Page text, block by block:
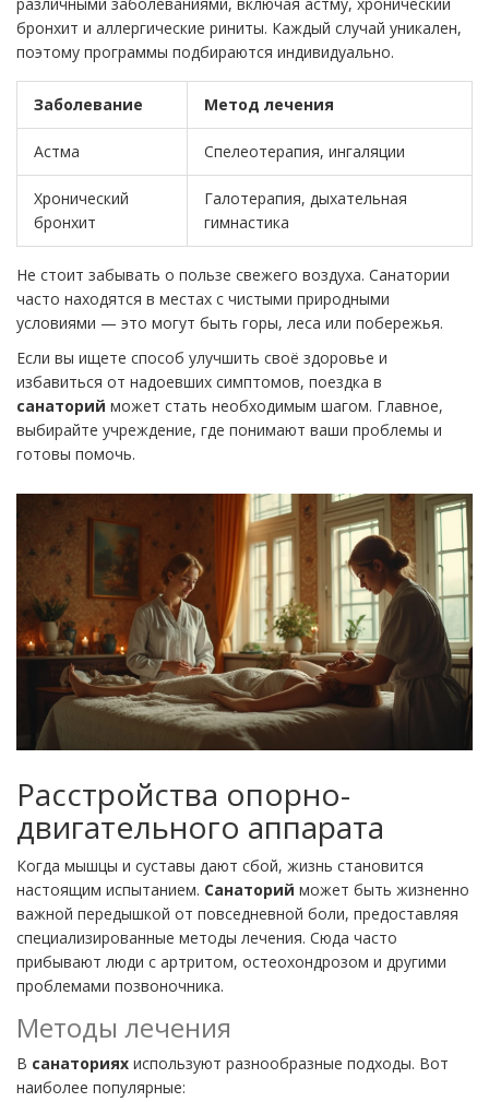
бронхит и аллергические риниты. Каждый случай уникален,
поэтому программы подбираются индивидуально.
Заболевание Метод лечения
Астма Спелеотерапия, ингаляции
Хронический
бронхит
Галотерапия, дыхательная
гимнастика
Не стоит забывать о пользе свежего воздуха. Санатории
часто находятся в местах с чистыми природными
условиями — это могут быть горы, леса или побережья.
Если вы ищете способ улучшить своё здоровье и
избавиться от надоевших симптомов, поездка в
санаторий может стать необходимым шагом. Главное,
выбирайте учреждение, где понимают ваши проблемы и
готовы помочь.
Расстройства опорно-
двигательного аппарата
Когда мышцы и суставы дают сбой, жизнь становится
настоящим испытанием. Санаторий может быть жизненно
важной передышкой от повседневной боли, предоставляя
специализированные методы лечения. Сюда часто
прибывают люди с артритом, остеохондрозом и другими
проблемами позвоночника.
Методы лечения
В санаториях используют разнообразные подходы. Вот
наиболее популярные: